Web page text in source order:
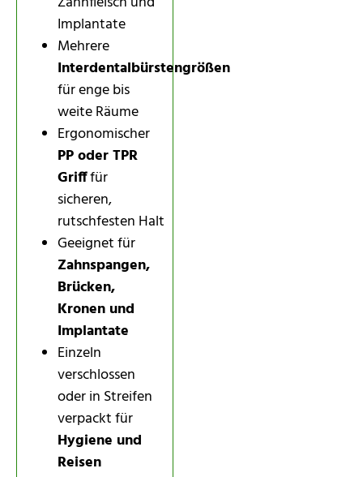
Implantate
Mehrere
Interdentalbürstengrößen
für enge bis
weite Räume
Ergonomischer
PP oder TPR
Grifffür
sicheren,
rutschfesten Halt
Geeignet für
Zahnspangen,
Brücken,
Kronen und
Implantate
Einzeln
verschlossen
oder in Streifen
verpackt für
Hygiene und
Reisen